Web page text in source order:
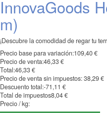
InnovaGoods
m)
¡Descubre la comodidad de regar tu
Precio base para variación:109,40 €
Precio de venta:46,33 €
Total:46,33 €
Precio de venta sin impuestos:38,29 €
Descuento total:-71,11 €
Total de impuestos8,04 €
Precio / kg: